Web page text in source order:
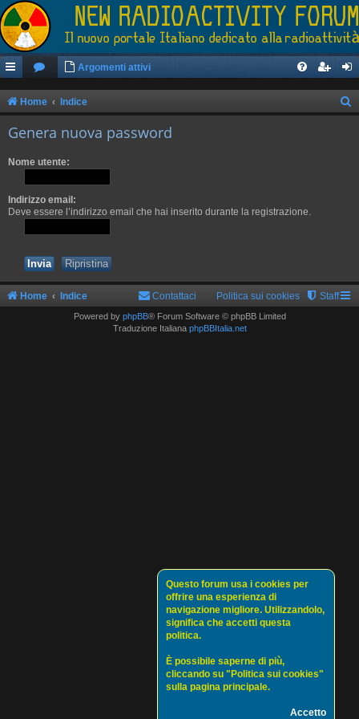
Argomenti attivi
Home Indice
Genera nuova password
Nome utente:
Indirizzo email:
Deve essere l’indirizzo email che hai inserito durante la registrazione.
Questo forum usa i cookies per
offrire una esperienza di
navigazione migliore. Utilizzandolo,
significa che accetti questa
politica.
È possibile saperne di più,
cliccando su "Politica sui cookies"
sulla pagina principale.
Accetto
Home Indice Staff
Politica sui cookies
Contattaci
Powered by phpBB® Forum Software © phpBB Limited
Traduzione Italiana phpBBItalia.net